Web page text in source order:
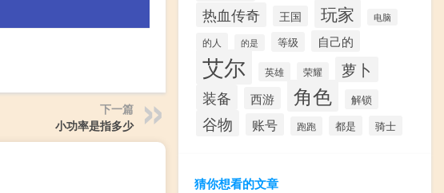
下一篇
小功率是指多少
热血传奇 王国 玩家 电脑
的人 的是 等级 自己的
艾尔 英雄 荣耀
萝卜
装备
西游 角色 解锁
谷物 账号 跑跑 都是 骑士
猜你想看的文章